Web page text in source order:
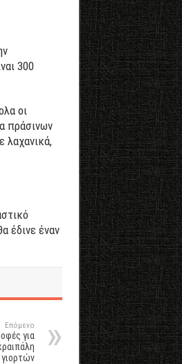
300
οι
πράσινων
λαχανικά,
έδινε έναν
Επόμενο
για